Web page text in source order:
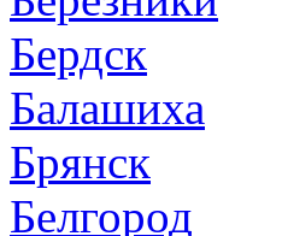
Бердск
Балашиха
Брянск
Белгород